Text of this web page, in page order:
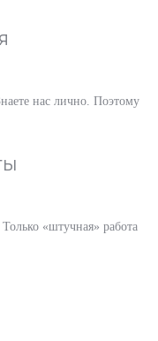
нас лично. Поэтому
«штучная» работа